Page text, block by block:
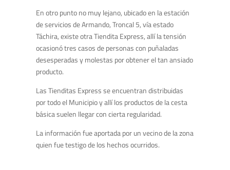
En otro punto no muy lejano, ubicado en la estación
de servicios de Armando, Troncal 5, vía estado
Táchira, existe otra Tiendita Express, allí la tensión
ocasionó tres casos de personas con puñaladas
desesperadas y molestas por obtener el tan ansiado
producto.
Las Tienditas Express se encuentran distribuidas
por todo el Municipio y allí los productos de la cesta
básica suelen llegar con cierta regularidad.
La información fue aportada por un vecino de la zona
quien fue testigo de los hechos ocurridos.